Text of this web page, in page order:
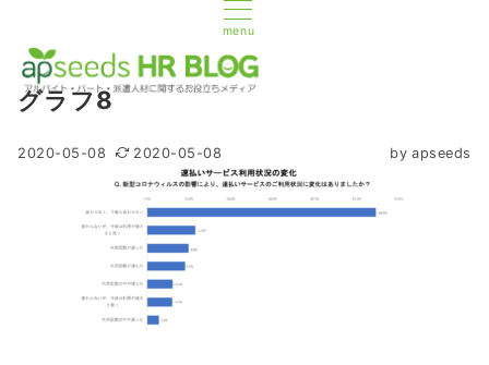
menu
グラフ8
2020-05-08 2020-05-08 by apseeds